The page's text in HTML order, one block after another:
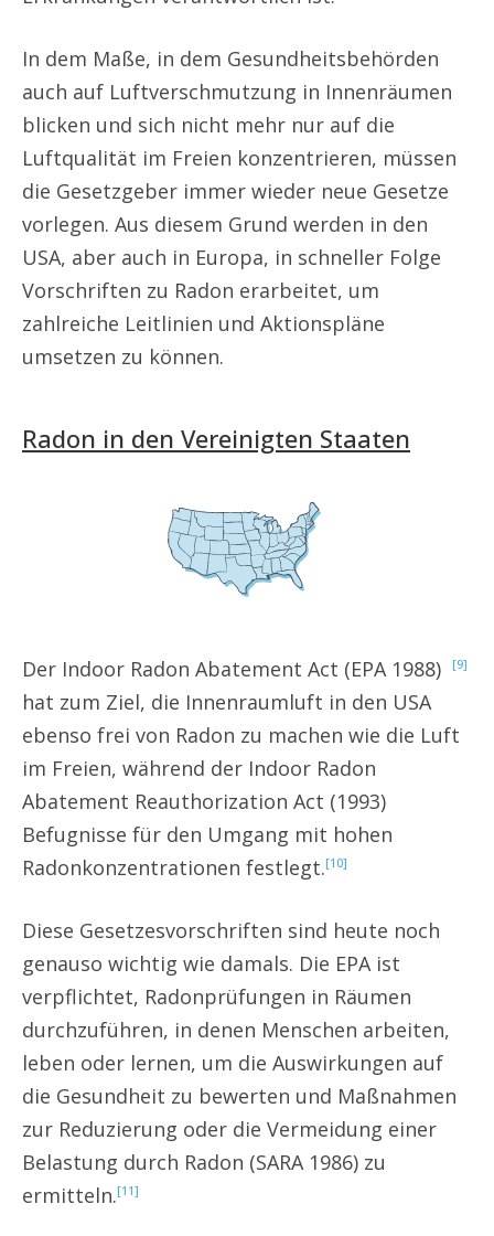
In dem Maße, in dem Gesundheitsbehörden
auch auf Luftverschmutzung in Innenräumen
blicken und sich nicht mehr nur auf die
Luftqualität im Freien konzentrieren, müssen
die Gesetzgeber immer wieder neue Gesetze
vorlegen. Aus diesem Grund werden in den
USA, aber auch in Europa, in schneller Folge
Vorschriften zu Radon erarbeitet, um
zahlreiche Leitlinien und Aktionspläne
umsetzen zu können.
Radon in den Vereinigten Staaten
Der Indoor Radon Abatement Act (EPA 1988) [9]
hat zum Ziel, die Innenraumluft in den USA
ebenso frei von Radon zu machen wie die Luft
im Freien, während der Indoor Radon
Abatement Reauthorization Act (1993)
Befugnisse für den Umgang mit hohen
Radonkonzentrationen festlegt.[10]
Diese Gesetzesvorschriften sind heute noch
genauso wichtig wie damals. Die EPA ist
verpflichtet, Radonprüfungen in Räumen
durchzuführen, in denen Menschen arbeiten,
leben oder lernen, um die Auswirkungen auf
die Gesundheit zu bewerten und Maßnahmen
zur Reduzierung oder die Vermeidung einer
Belastung durch Radon (SARA 1986) zu
ermitteln.[11]